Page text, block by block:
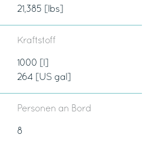
21,385 [lbs]
Kraftstoff
1000 [l]
264 [US gal]
Personen an Bord
8